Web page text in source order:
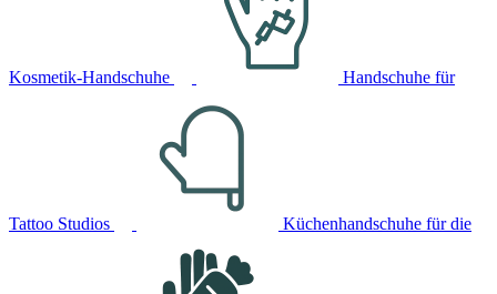
Kosmetik-Handschuhe Handschuhe für
Tattoo Studios Küchenhandschuhe für die